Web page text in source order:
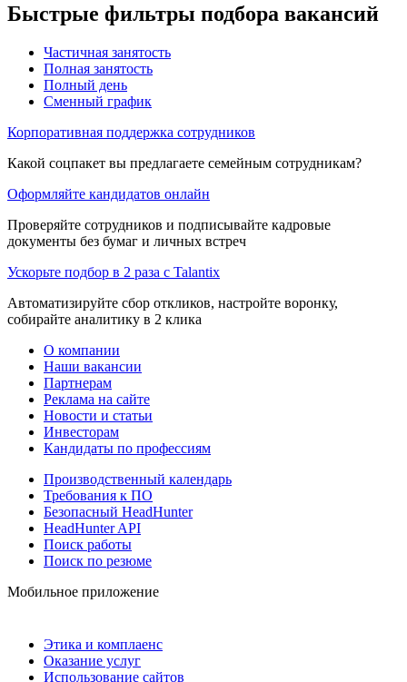
Быстрые фильтры подбора вакансий
Частичная занятость
Полная занятость
Полный день
Сменный график
Корпоративная поддержка сотрудников
Какой соцпакет вы предлагаете семейным сотрудникам?
Оформляйте кандидатов онлайн
Проверяйте сотрудников и подписывайте кадровые
документы без бумаг и личных встреч
Ускорьте подбор в 2 раза с Talantix
Автоматизируйте сбор откликов, настройте воронку,
собирайте аналитику в 2 клика
О компании
Наши вакансии
Партнерам
Реклама на сайте
Новости и статьи
Инвесторам
Кандидаты по профессиям
Производственный календарь
Требования к ПО
Безопасный HeadHunter
HeadHunter API
Поиск работы
Поиск по резюме
Мобильное приложение
Этика и комплаенс
Оказание услуг
Использование сайтов